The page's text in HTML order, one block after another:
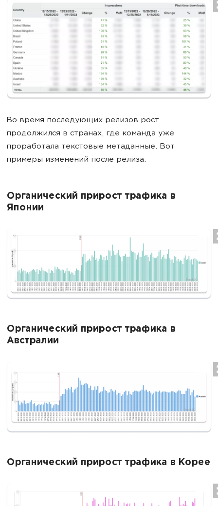
Во время последующих релизов рост
продолжился в странах, где команда уже
проработала текстовые метаданные. Вот
примеры изменений после релиза:
Органический прирост трафика в
Японии
Органический прирост трафика в
Австралии
Органический прирост трафика в Корее